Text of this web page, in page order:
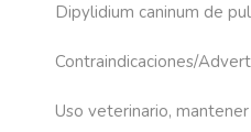
Dipylidium caninum de
Contraindicaciones/
Uso veterinario,